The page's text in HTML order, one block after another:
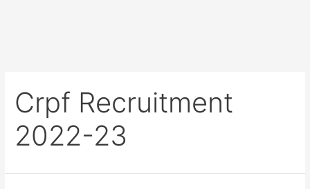
Crpf Recruitment
2022-23